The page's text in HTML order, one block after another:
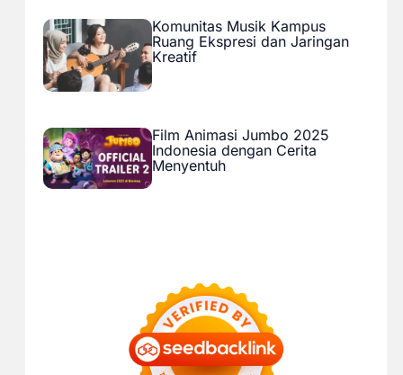
Komunitas Musik Kampus
Ruang Ekspresi dan Jaringan
Kreatif
Film Animasi Jumbo 2025
Indonesia dengan Cerita
Menyentuh